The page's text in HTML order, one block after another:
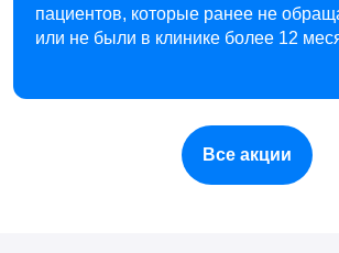
пациентов, которые ранее не
или не были в клинике более 12
Все акции